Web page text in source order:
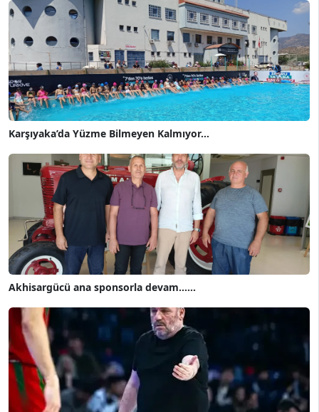
Karşıyaka’da Yüzme Bilmeyen Kalmıyor...
Akhisargücü ana sponsorla devam......